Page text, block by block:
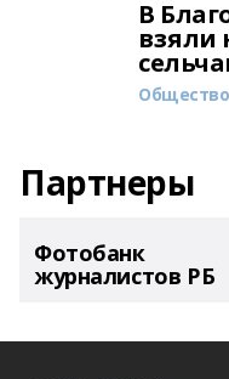
В
взяли
Общество
Партнеры
Фотобанк
журналистов РБ